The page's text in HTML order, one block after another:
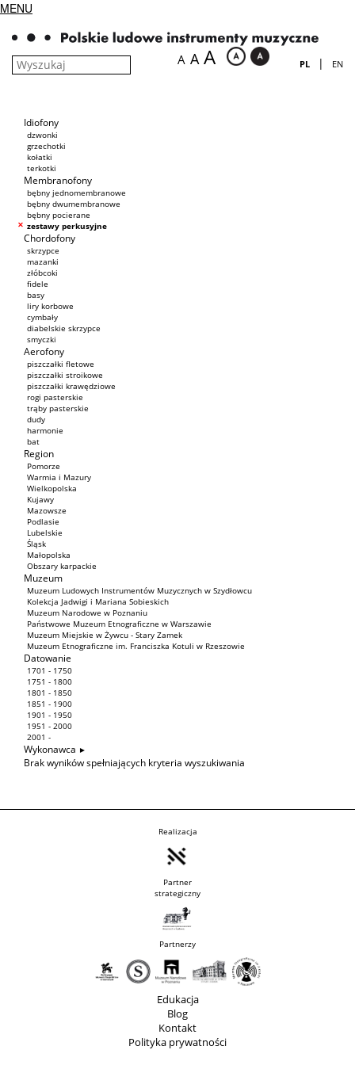
MENU
A A A PL | EN
Idiofony
dzwonki
grzechotki
kołatki
terkotki
Membranofony
bębny jednomembranowe
bębny dwumembranowe
bębny pocierane
zestawy perkusyjne
Chordofony
skrzypce
mazanki
złóbcoki
fidele
basy
liry korbowe
cymbały
diabelskie skrzypce
smyczki
Aerofony
piszczałki fletowe
piszczałki stroikowe
piszczałki krawędziowe
rogi pasterskie
trąby pasterskie
dudy
harmonie
bat
Region
Pomorze
Warmia i Mazury
Wielkopolska
Kujawy
Mazowsze
Podlasie
Lubelskie
Śląsk
Małopolska
Obszary karpackie
Muzeum
Muzeum Ludowych Instrumentów Muzycznych w Szydłowcu
Kolekcja Jadwigi i Mariana Sobieskich
Muzeum Narodowe w Poznaniu
Państwowe Muzeum Etnograficzne w Warszawie
Muzeum Miejskie w Żywcu - Stary Zamek
Muzeum Etnograficzne im. Franciszka Kotuli w Rzeszowie
Datowanie
1701 - 1750
1751 - 1800
1801 - 1850
1851 - 1900
1901 - 1950
1951 - 2000
2001 -
Wykonawca
Brak wyników spełniających kryteria wyszukiwania
Realizacja
Partner
strategiczny
Partnerzy
Edukacja
Blog
Kontakt
Polityka prywatności